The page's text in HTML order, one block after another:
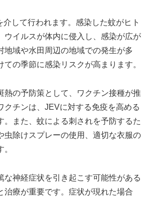
して行われます。感染した蚊がヒト
ウイルスが体内に侵入し、感染が広が
地域や水田周辺の地域での発生が多
ての季節に感染リスクが高まります。
熱の予防策として、ワクチン接種が推
クチンは、JEVに対する免疫を高める
。また、蚊による刺されを予防するた
虫除けスプレーの使用、適切な衣服の
な神経症状を引き起こす可能性がある
治療が重要です。症状が現れた場合